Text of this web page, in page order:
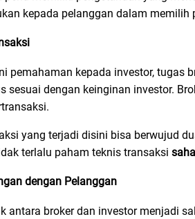
kepada pelanggan dalam memilih
pemahaman kepada investor, tugas
sesuai dengan keinginan investor.
yang terjadi disini bisa berwujud
terlalu paham teknis transaksi
dengan Pelanggan
antara broker dan investor menjadi